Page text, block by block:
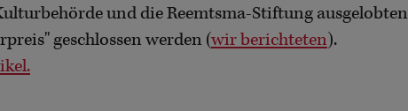
und die Reemtsma-Stiftung ausgelobten
geschlossen werden (wir berichteten).